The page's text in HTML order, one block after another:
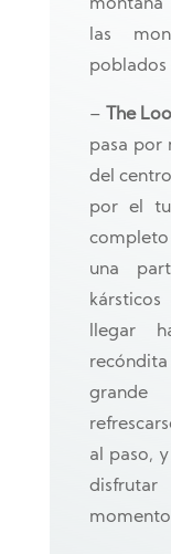
las
poblados
– The
pasa por
del
por el
una
llegar
grande
al paso,
disfrutar